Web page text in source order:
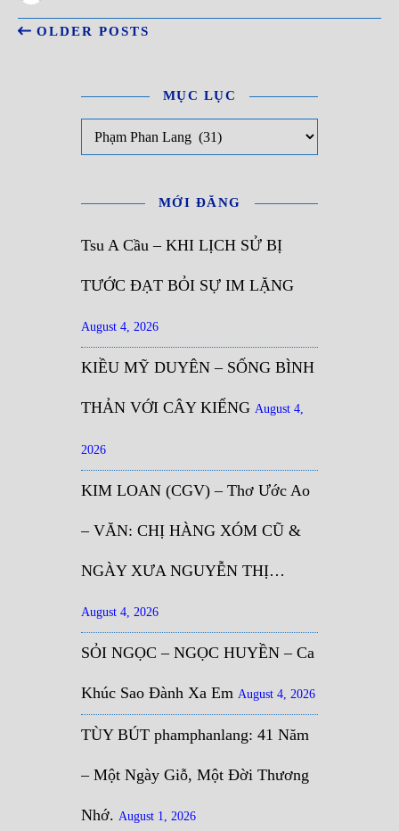
OLDER POSTS
MỤC LỤC
MỚI ĐĂNG
Tsu A Cầu – KHI LỊCH SỬ BỊ
TƯỚC ĐẠT BỎI SỰ IM LẶNG
August 4, 2026
KIỀU MỸ DUYÊN – SỐNG BÌNH
THẢN VỚI CÂY KIỂNG August 4,
2026
KIM LOAN (CGV) – Thơ Ước Ao
– VĂN: CHỊ HÀNG XÓM CŨ &
NGÀY XƯA NGUYỄN THỊ…
August 4, 2026
SỎI NGỌC – NGỌC HUYỀN – Ca
Khúc Sao Đành Xa Em August 4, 2026
TÙY BÚT phamphanlang: 41 Năm
– Một Ngày Giỗ, Một Đời Thương
Nhớ. August 1, 2026